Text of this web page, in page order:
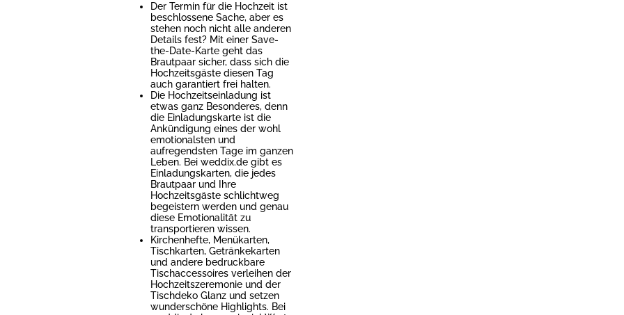
Der Termin für die Hochzeit ist
beschlossene Sache, aber es
stehen noch nicht alle anderen
Details fest? Mit einer Save-
the-Date-Karte geht das
Brautpaar sicher, dass sich die
Hochzeitsgäste diesen Tag
auch garantiert frei halten.
Die Hochzeitseinladung ist
etwas ganz Besonderes, denn
die Einladungskarte ist die
Ankündigung eines der wohl
emotionalsten und
aufregendsten Tage im ganzen
Leben. Bei weddix.de gibt es
Einladungskarten, die jedes
Brautpaar und Ihre
Hochzeitsgäste schlichtweg
begeistern werden und genau
diese Emotionalität zu
transportieren wissen.
Kirchenhefte, Menükarten,
Tischkarten, Getränkekarten
und andere bedruckbare
Tischaccessoires verleihen der
Hochzeitszeremonie und der
Tischdeko Glanz und setzen
wunderschöne Highlights. Bei